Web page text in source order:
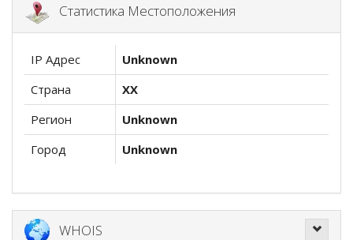
Статистика Местоположения
IP Адрес
Unknown
Страна
XX
Регион
Unknown
Город
Unknown
WHOIS